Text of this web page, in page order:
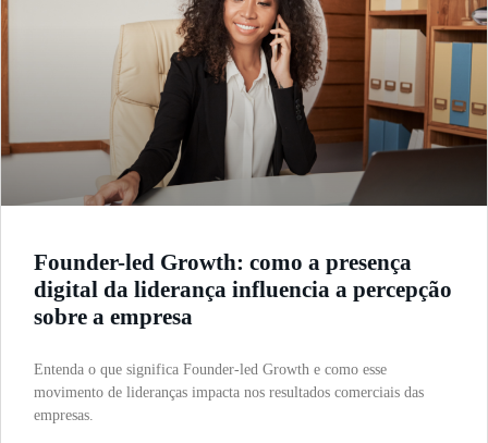
Founder-led Growth: como a presença
digital da liderança influencia a percepção
sobre a empresa
Entenda o que significa Founder-led Growth e como esse
movimento de lideranças impacta nos resultados comerciais das
empresas.